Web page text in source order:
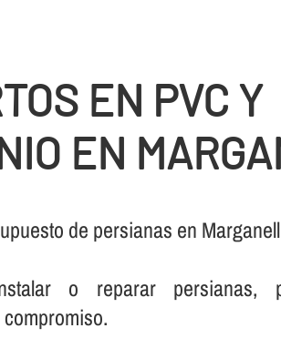
EN PVC Y
EN
de persianas en
o reparar persianas,